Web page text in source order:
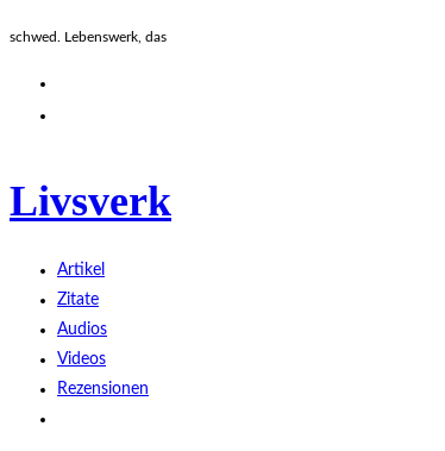
springen
schwed. Lebenswerk, das
Livsverk
Artikel
Zitate
Audios
Videos
Rezensionen